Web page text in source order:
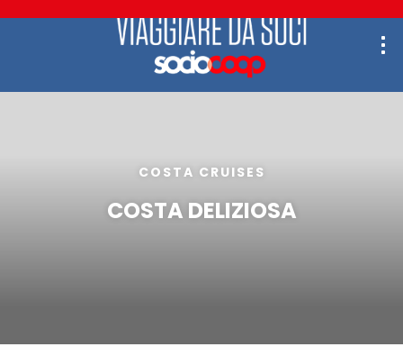
COSTA CRUISES
COSTA DELIZIOSA